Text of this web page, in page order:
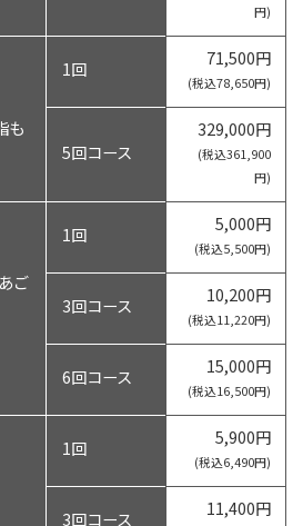
円)
も
1回 71,500円
(税込78,650円)
5回コース
329,000円
(税込361,900
円)
ご
1回 5,000円
(税込5,500円)
3回コース 10,200円
(税込11,220円)
6回コース 15,000円
(税込16,500円)
1回 5,900円
(税込6,490円)
3回コース 11,400円